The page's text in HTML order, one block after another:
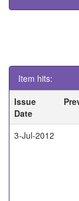
Item hits:
Issue
Date
3-Jul-2012